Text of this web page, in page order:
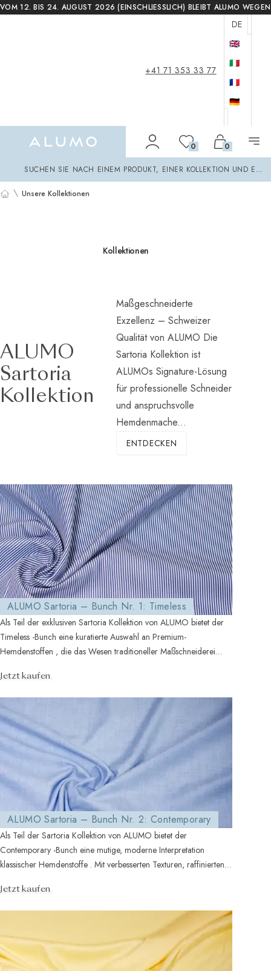
VOM 12. BIS 24. AUGUST 2026 (EINSCHLIESSLICH) BLEIBT ALUMO WEGEN
+41 71 353 33 77
DE
🇬🇧
🇮🇹
🇫🇷
🇩🇪
0 0
SUCHEN SIE NACH EINEM PRODUKT, EINER KOLLEKTION UND
\ Unsere Kollektionen
Kollektionen
ALUMO
Sartoria
Kollektion
Maßgeschneiderte
Exzellenz – Schweizer
Qualität von ALUMO Die
Sartoria Kollektion ist
ALUMOs Signature-Lösung
für professionelle Schneider
und anspruchsvolle
Hemdenmache...
ENTDECKEN
ALUMO Sartoria – Bunch Nr. 1: Timeless
Als Teil der exklusiven Sartoria Kollektion von ALUMO bietet der
Timeless -Bunch eine kuratierte Auswahl an Premium-
Hemdenstoffen , die das Wesen traditioneller Maßschneiderei
Jetzt kaufen
ALUMO Sartoria – Bunch Nr. 2: Contemporary
Als Teil der Sartoria Kollektion von ALUMO bietet der
Contemporary -Bunch eine mutige, moderne Interpretation
klassischer Hemdenstoffe . Mit verbesserten Texturen, raffinierten
Jetzt kaufen